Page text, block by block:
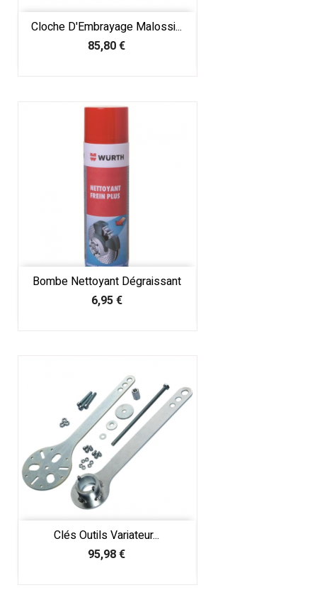
Cloche D'Embrayage Malossi...
Prix
85,80 €
Bombe Nettoyant Dégraissant
Prix
6,95 €
Clés Outils Variateur...
Prix
95,98 €